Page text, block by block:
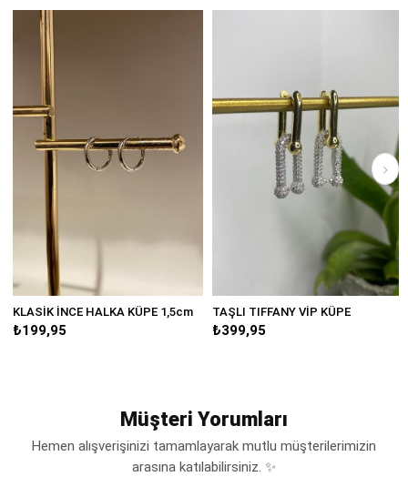
KLASİK İNCE HALKA KÜPE 1,5cm
₺199,95
TAŞLI TIFFANY VİP KÜPE
₺399,95
Müşteri Yorumları
Hemen alışverişinizi tamamlayarak mutlu müşterilerimizin
arasına katılabilirsiniz. ✨